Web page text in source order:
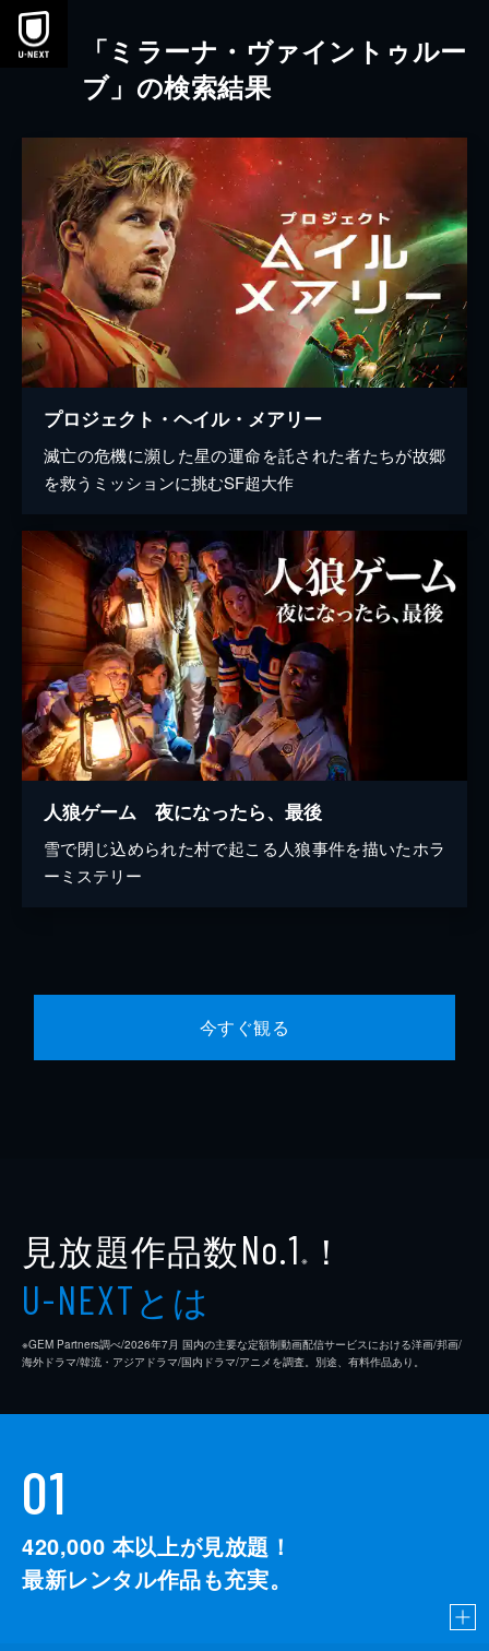
本文へスキップ
「ミラーナ・ヴァイントゥルー
ブ」の検索結果
プロジェクト・ヘイル・メアリー
滅亡の危機に瀕した星の運命を託された者たちが故郷
を救うミッションに挑むSF超大作
人狼ゲーム 夜になったら、最後
雪で閉じ込められた村で起こる人狼事件を描いたホラ
ーミステリー
今すぐ観る
見放題作品数No.1 ※ ！
U-NEXTとは
※GEM Partners調べ/2026年7⽉ 国内の主要な定額制動画配信サービスにおける洋画/邦画/
海外ドラマ/韓流・アジアドラマ/国内ドラマ/アニメを調査。別途、有料作品あり。
01
420,000 本以上が見放題！
最新レンタル作品も充実。